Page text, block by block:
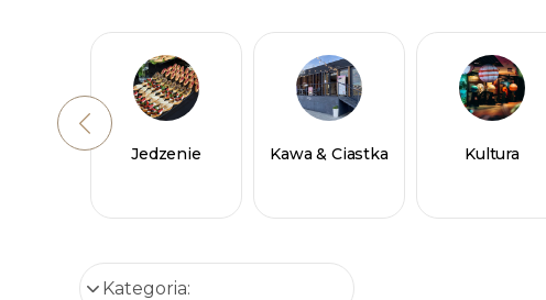
Jedzenie Kawa & Ciastka Kultura